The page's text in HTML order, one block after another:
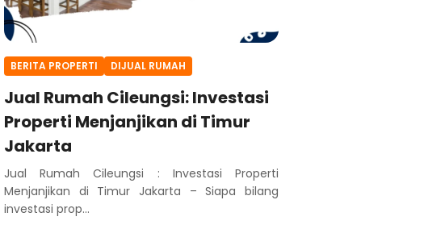
BERITA PROPERTI DIJUAL RUMAH
Jual Rumah Cileungsi: Investasi
Properti Menjanjikan di Timur
Jakarta
Jual Rumah Cileungsi : Investasi Properti
Menjanjikan di Timur Jakarta – Siapa bilang
investasi prop...